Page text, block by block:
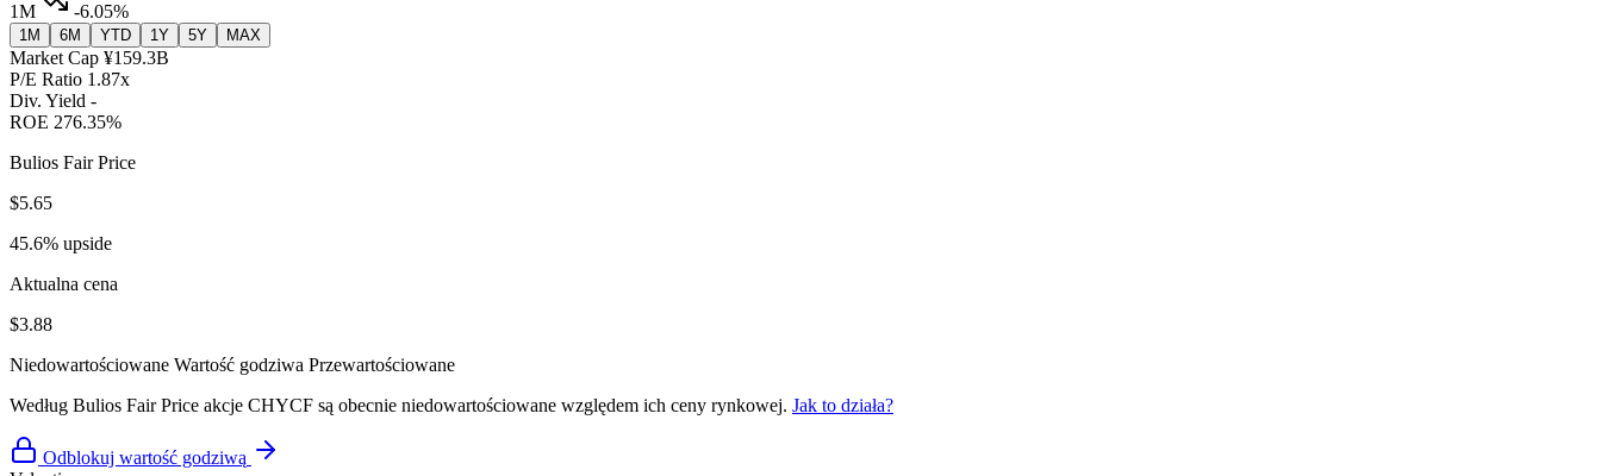
1M
-6.05%
1M 6M YTD 1Y 5Y MAX
Market Cap ¥159.3B
P/E Ratio 1.87x
Div. Yield -
ROE 276.35%
Bulios Fair Price
$5.65
45.6% upside
Aktualna cena
$3.88
Niedowartościowane Wartość godziwa Przewartościowane
Według Bulios Fair Price akcje CHYCF są obecnie niedowartościowane względem ich ceny rynkowej. Jak to działa?
Odblokuj wartość godziwą